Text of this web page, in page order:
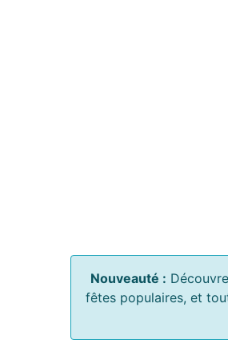
Nouveauté :
fêtes populaires, et